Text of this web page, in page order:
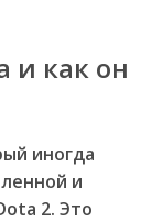
и как он
иногда
и
2. Это